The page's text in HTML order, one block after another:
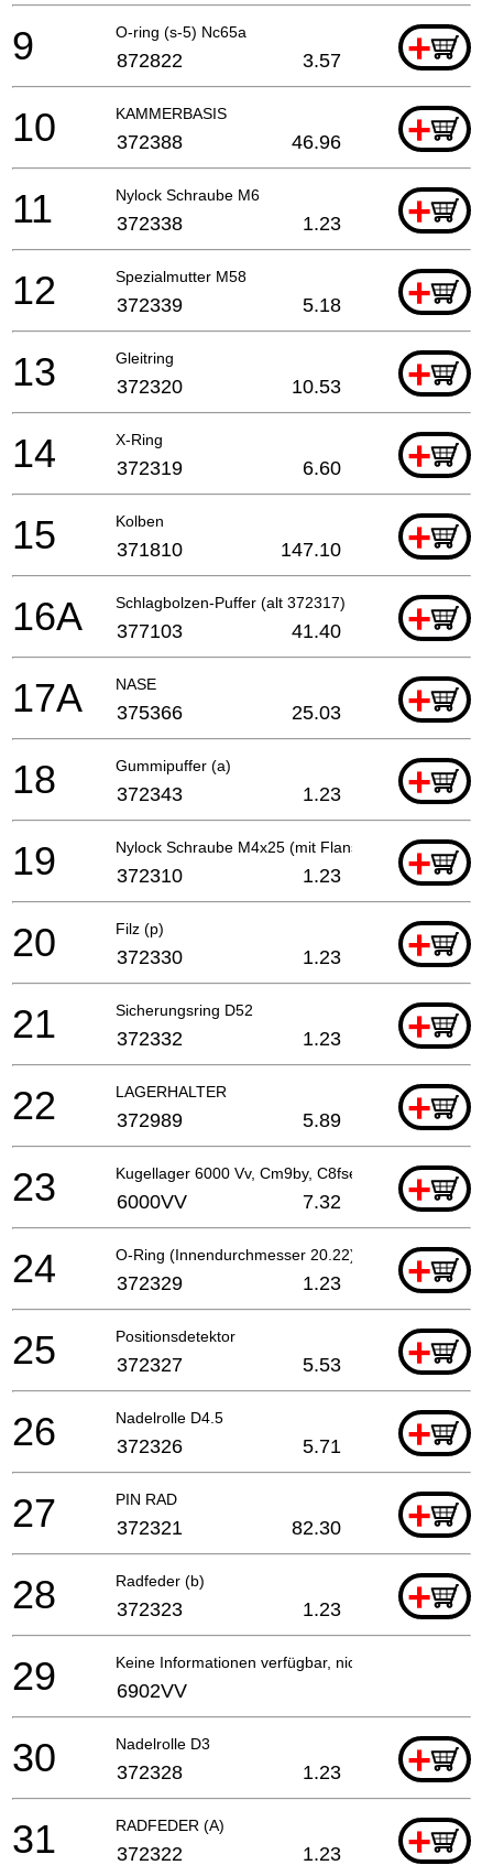
O-ring (s-5) Nc65a +
9 872822 3.57
KAMMERBASIS +
10 372388 46.96
Nylock Schraube M6 +
11 372338 1.23
Spezialmutter M58 +
12 372339 5.18
Gleitring +
13 372320 10.53
X-Ring +
14 372319 6.60
Kolben +
15 371810 147.10
Schlagbolzen-Puffer (alt 372317) +
16A 377103 41.40
NASE +
17A 375366 25.03
Gummipuffer (a) +
18 372343 1.23
Nylock Schraube M4x25 (mit Flansch) +
19 372310 1.23
Filz (p) +
20 372330 1.23
Sicherungsring D52 +
21 372332 1.23
LAGERHALTER +
22 372989 5.89
Kugellager 6000 Vv, Cm9by, C8fse, G23ss+
23 6000VV 7.32
O-Ring (Innendurchmesser 20.22) +
24 372329 1.23
Positionsdetektor +
25 372327 5.53
Nadelrolle D4.5 +
26 372326 5.71
PIN RAD +
27 372321 82.30
Radfeder (b) +
28 372323 1.23
Keine Informationen verfügbar, nicht bestellbar
29 6902VV
Nadelrolle D3 +
30 372328 1.23
RADFEDER (A) +
31 372322 1.23